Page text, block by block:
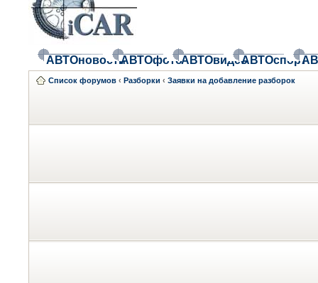
АВТОновостиАВТОфотоАВТОвидеоАВТОспорт
Список форумов ‹ Разборки ‹ Заявки на добавление разборок